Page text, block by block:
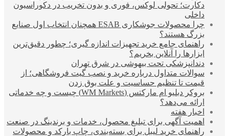
دکارت؛ تحولی لوکس، فوری و بدون تخریب در دکوراسیون
داخلی
چرا محصولات جوشکاری ESAB همچنان انتخاب اول صنایع
بزرگ هستند؟
راهنمای جامع خرید تجهیزات اندازه گیری؛ چطور دقیق‌ترین
ابزارها را آنلاین بخریم؟
دندانپزشکی تحت بیهوشی در شرق تهران
سوالات متداول درباره خرید و نصب گیت فروشگاهی؛ از
قیمت تا تنظیم حساسیت و علت بوق زدن
بروکر دبلیو ام مارکتس (WM Markets) چیست و چه خدماتی
ارائه می‌دهد؟
اخبار هفته
اهمیت آگهی برای تبلیغ محصول، خدمات و برندینگ در صنعت
راهنمای خرید لیبل برای بسته‌بندی، چاپ بارکد و محصولات